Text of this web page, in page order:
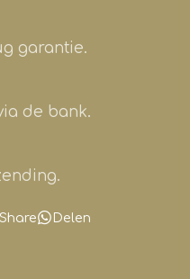
garantie.
de bank.
Share Delen